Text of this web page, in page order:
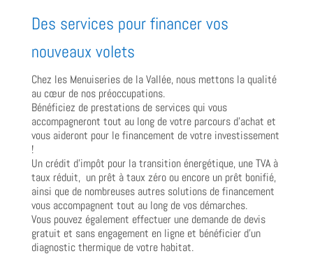
Des services pour financer vos
nouveaux volets
Chez les Menuiseries de la Vallée, nous mettons la qualité
au cœur de nos préoccupations.
Bénéficiez de prestations de services qui vous
accompagneront tout au long de votre parcours d’achat et
vous aideront pour le financement de votre investissement
!
Un crédit d’impôt pour la transition énergétique, une TVA à
taux réduit, un prêt à taux zéro ou encore un prêt bonifié,
ainsi que de nombreuses autres solutions de financement
vous accompagnent tout au long de vos démarches.
Vous pouvez également effectuer une demande de devis
gratuit et sans engagement en ligne et bénéficier d’un
diagnostic thermique de votre habitat.